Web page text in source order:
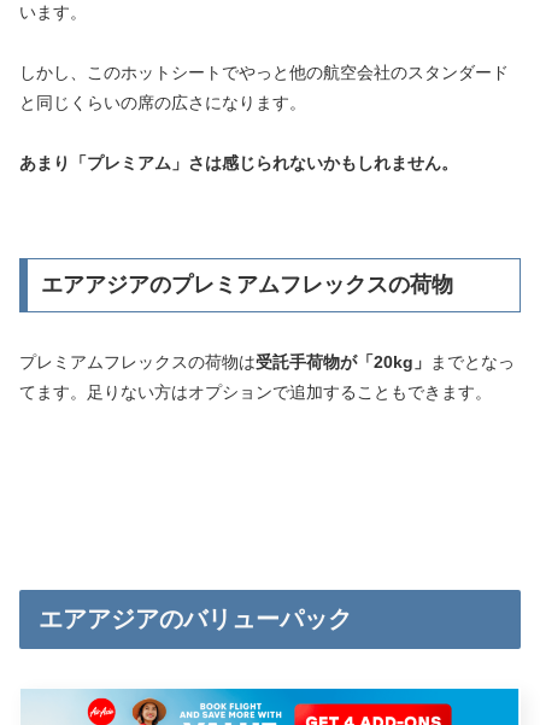
います。
しかし、このホットシートでやっと他の航空会社のスタンダード
と同じくらいの席の広さになります。
あまり「プレミアム」さは感じられないかもしれません。
エアアジアのプレミアムフレックスの荷物
プレミアムフレックスの荷物は受託手荷物が「20kg」 までとなっ
てます。足りない方はオプションで追加することもできます。
エアアジアのバリューパック